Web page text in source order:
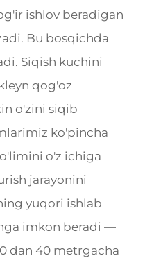
ishlov beradigan
Bu bosqichda
Siqish kuchini
qog'oz
o'zini siqib
ko'pincha
o'z ichiga
jarayonini
yuqori ishlab
imkon beradi —
dan 40 metrgacha